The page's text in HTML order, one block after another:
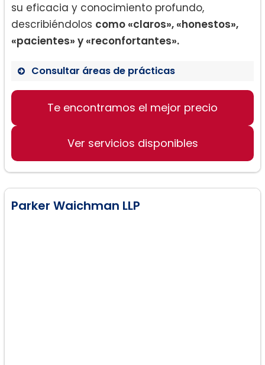
su eficacia y conocimiento profundo,
describiéndolos como «claros», «honestos»,
«pacientes» y «reconfortantes».
Consultar áreas de prácticas
Derecho de inmigración
Aplicaciones de Green card
inadmisibilidad
Te encontramos el mejor precio
Ver servicios disponibles
Parker Waichman LLP